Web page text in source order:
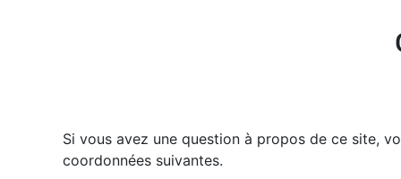
Si vous avez une question à propos de ce site,
coordonnées suivantes.